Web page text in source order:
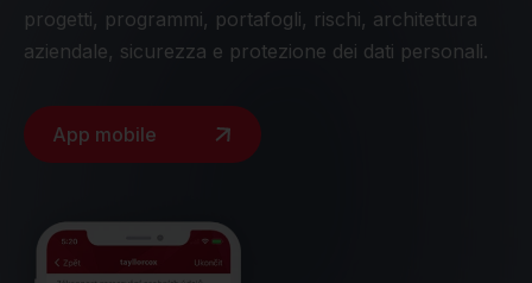
progetti, programmi, portafogli, rischi, architettura
aziendale, sicurezza e protezione dei dati personali.
App mobile